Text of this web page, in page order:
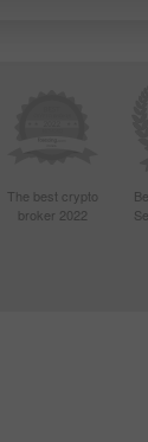
The best crypto
broker 2022